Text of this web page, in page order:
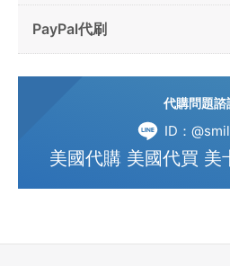
PayPal代刷
代購問題諮
ID：
美國代購 美國代買 美